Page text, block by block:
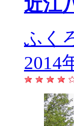
近江
ふく
2014